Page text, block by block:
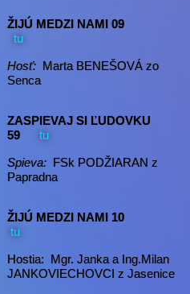
ŽIJÚ MEDZI NAMI 09
tu
Hosť: Marta BENEŠOVÁ zo
Senca
ZASPIEVAJ SI ĽUDOVKU
59 tu
Spieva: FSk PODŽIARAN z
Papradna
ŽIJÚ MEDZI NAMI 10
tu
Hostia: Mgr. Janka a Ing.Milan
JANKOVIECHOVCI z Jasenice